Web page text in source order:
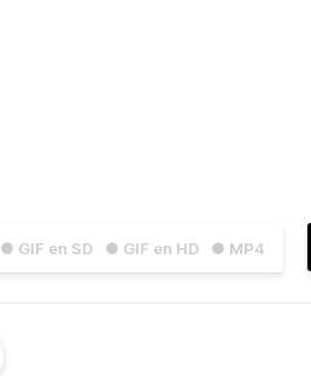
● GIF en SD ● GIF en HD ● MP4